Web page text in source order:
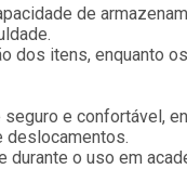
de
dos itens, enquanto
e confortável,
deslocamentos.
o uso em